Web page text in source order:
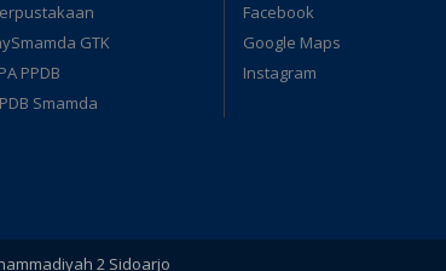
GTK
PPDB
Smamda
Facebook
Google Maps
Instagram
2 Sidoarjo